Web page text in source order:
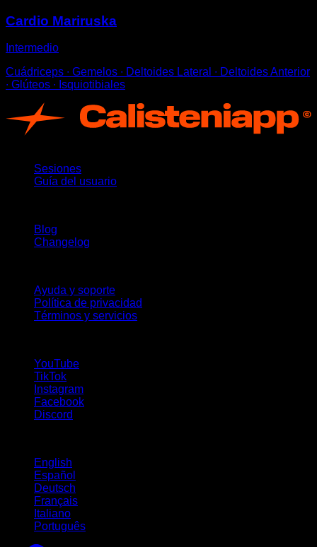
Cardio Mariruska
Intermedio
Cuádriceps ∙ Gemelos ∙ Deltoides Lateral ∙ Deltoides Anterior
∙ Glúteos ∙ Isquiotibiales
Sesiones
Guía del usuario
Blog
Changelog
Ayuda y soporte
Política de privacidad
Términos y servicios
YouTube
TikTok
Instagram
Facebook
Discord
English
Español
Deutsch
Français
Italiano
Português